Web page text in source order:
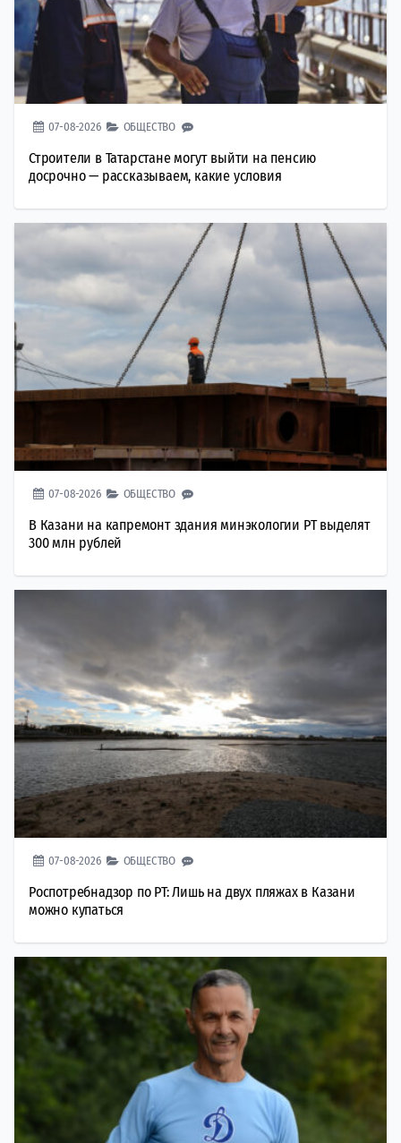
07-08-2026 ОБЩЕСТВО
Строители в Татарстане могут выйти на пенсию
досрочно — рассказываем, какие условия
07-08-2026 ОБЩЕСТВО
В Казани на капремонт здания минэкологии РТ выделят
300 млн рублей
07-08-2026 ОБЩЕСТВО
Роспотребнадзор по РТ: Лишь на двух пляжах в Казани
можно купаться